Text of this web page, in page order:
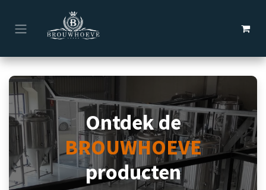
Overslaan naar inhoud
Ontdek de
BROUWHOEVE
producten